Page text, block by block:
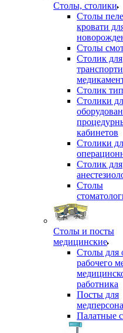
Столы, столики
Столы
кровати
Столы
Столик для
Столик
Столики
кабинетов
Столики
Столик для
Столы
Столы и посты
медицинские
Столы для
рабочего
работника
Посты для
Палатные